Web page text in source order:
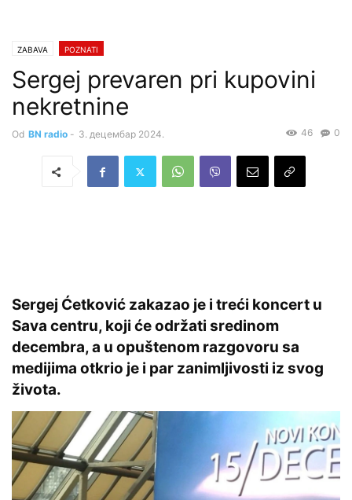
ZABAVA POZNATI
Sergej prevaren pri kupovini
nekretnine
Od BN radio - 3. децембар 2024. 0
46
Sergej Ćetković zakazao je i treći koncert u
Sava centru, koji će održati sredinom
decembra, a u opuštenom razgovoru sa
medijima otkrio je i par zanimljivosti iz svog
života.